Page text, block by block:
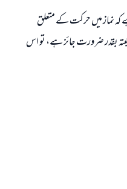
کہ نماز میں حرکت کے متعلق
بقدر ضرورت جائز ہے، تو اس